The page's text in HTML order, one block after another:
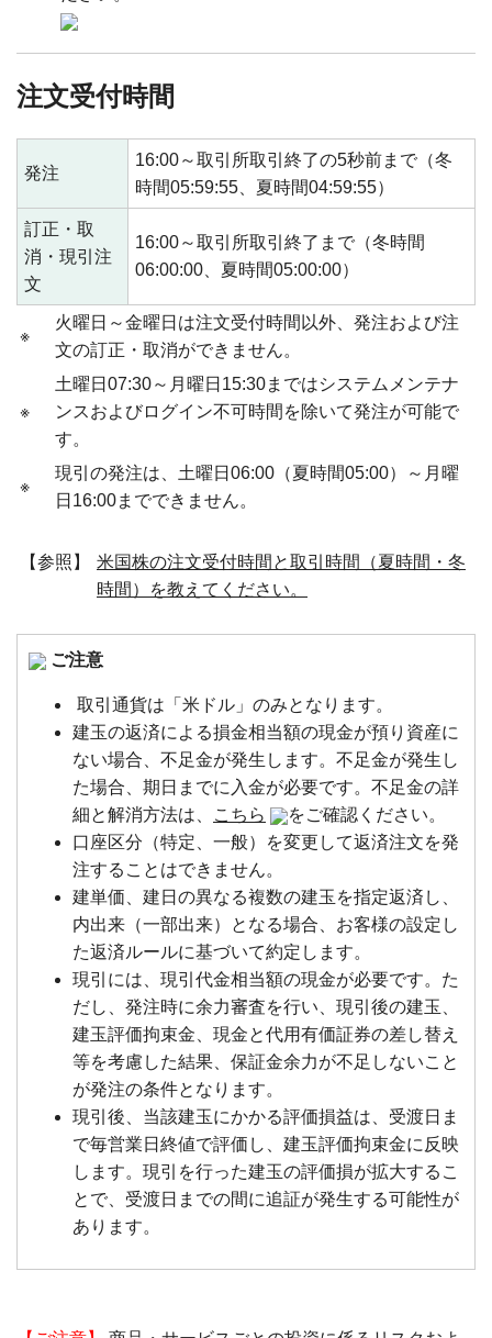
注文受付時間
発注
16:00～取引所取引終了の5秒前まで（冬
時間05:59:55、夏時間04:59:55）
訂正・取
消・現引注
文
16:00～取引所取引終了まで（冬時間
06:00:00、夏時間05:00:00）
※
火曜日～金曜日は注文受付時間以外、発注および注
文の訂正・取消ができません。
※
土曜日07:30～月曜日15:30まではシステムメンテナ
ンスおよびログイン不可時間を除いて発注が可能で
す。
※
現引の発注は、土曜日06:00（夏時間05:00）～月曜
日16:00までできません。
【参照】
米国株の注文受付時間と取引時間（夏時間・冬
時間）を教えてください。
ご注意
取引通貨は「米ドル」のみとなります。
建玉の返済による損金相当額の現金が預り資産に
ない場合、不足金が発生します。不足金が発生し
た場合、期日までに入金が必要です。不足金の詳
細と解消方法は、
こちら
をご確認ください。
口座区分（特定、一般）を変更して返済注文を発
注することはできません。
建単価、建日の異なる複数の建玉を指定返済し、
内出来（一部出来）となる場合、お客様の設定し
た返済ルールに基づいて約定します。
現引には、現引代金相当額の現金が必要です。た
だし、発注時に余力審査を行い、現引後の建玉、
建玉評価拘束金、現金と代用有価証券の差し替え
等を考慮した結果、保証金余力が不足しないこと
が発注の条件となります。
現引後、当該建玉にかかる評価損益は、受渡日ま
で毎営業日終値で評価し、建玉評価拘束金に反映
します。現引を行った建玉の評価損が拡大するこ
とで、受渡日までの間に追証が発生する可能性が
あります。